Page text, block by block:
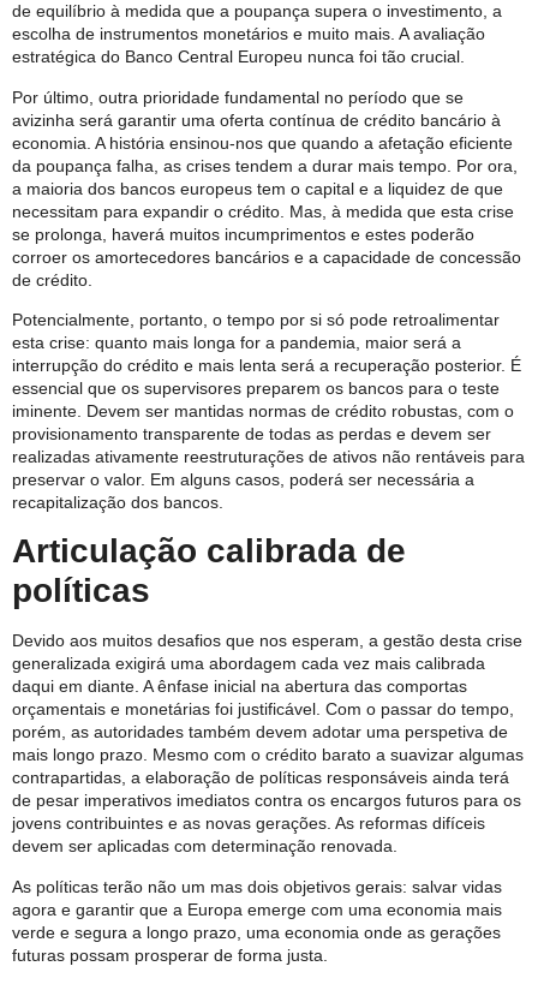
de equilíbrio à medida que a poupança supera o investimento, a
escolha de instrumentos monetários e muito mais. A avaliação
estratégica do Banco Central Europeu nunca foi tão crucial.
Por último, outra prioridade fundamental no período que se
avizinha será garantir uma oferta contínua de crédito bancário à
economia. A história ensinou-nos que quando a afetação eficiente
da poupança falha, as crises tendem a durar mais tempo. Por ora,
a maioria dos bancos europeus tem o capital e a liquidez de que
necessitam para expandir o crédito. Mas, à medida que esta crise
se prolonga, haverá muitos incumprimentos e estes poderão
corroer os amortecedores bancários e a capacidade de concessão
de crédito.
Potencialmente, portanto, o tempo por si só pode retroalimentar
esta crise: quanto mais longa for a pandemia, maior será a
interrupção do crédito e mais lenta será a recuperação posterior. É
essencial que os supervisores preparem os bancos para o teste
iminente. Devem ser mantidas normas de crédito robustas, com o
provisionamento transparente de todas as perdas e devem ser
realizadas ativamente reestruturações de ativos não rentáveis para
preservar o valor. Em alguns casos, poderá ser necessária a
recapitalização dos bancos.
Articulação calibrada de
políticas
Devido aos muitos desafios que nos esperam, a gestão desta crise
generalizada exigirá uma abordagem cada vez mais calibrada
daqui em diante. A ênfase inicial na abertura das comportas
orçamentais e monetárias foi justificável. Com o passar do tempo,
porém, as autoridades também devem adotar uma perspetiva de
mais longo prazo. Mesmo com o crédito barato a suavizar algumas
contrapartidas, a elaboração de políticas responsáveis ainda terá
de pesar imperativos imediatos contra os encargos futuros para os
jovens contribuintes e as novas gerações. As reformas difíceis
devem ser aplicadas com determinação renovada.
As políticas terão não um mas dois objetivos gerais: salvar vidas
agora e garantir que a Europa emerge com uma economia mais
verde e segura a longo prazo, uma economia onde as gerações
futuras possam prosperar de forma justa.